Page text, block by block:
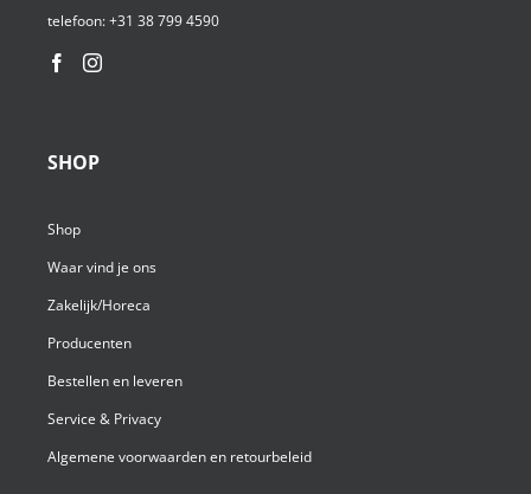
telefoon:+31 38 799 4590⁩
SHOP
Shop
Waar vind je ons
Zakelijk/Horeca
Producenten
Bestellen en leveren
Service & Privacy
Algemene voorwaarden en retourbeleid